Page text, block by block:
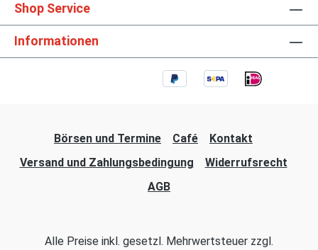
Shop Service
Informationen
Börsen und Termine Café
Kontakt
Versand und Zahlungsbedingung
Widerrufsrecht
AGB
Alle Preise inkl. gesetzl. Mehrwertsteuer zzgl.